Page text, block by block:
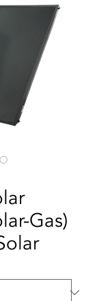
Gas)